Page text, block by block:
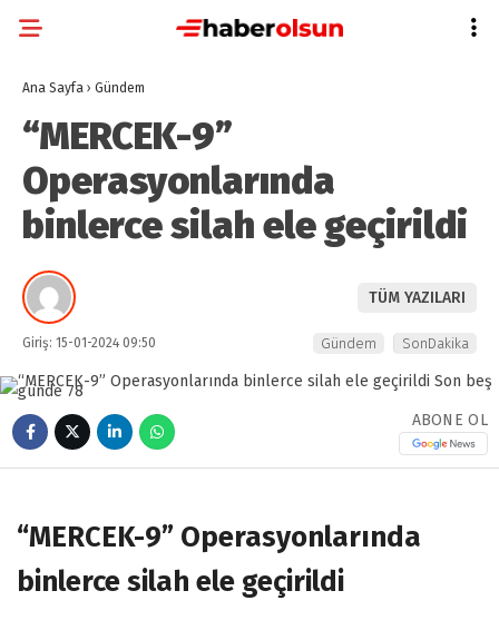
Ana Sayfa › Gündem
“MERCEK-9”
Operasyonlarında
binlerce silah ele geçirildi
TÜM YAZILARI
Giriş: 15-01-2024 09:50 Gündem SonDakika
ABONE OL
“MERCEK-9” Operasyonlarında
binlerce silah ele geçirildi